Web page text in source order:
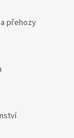
přehozy